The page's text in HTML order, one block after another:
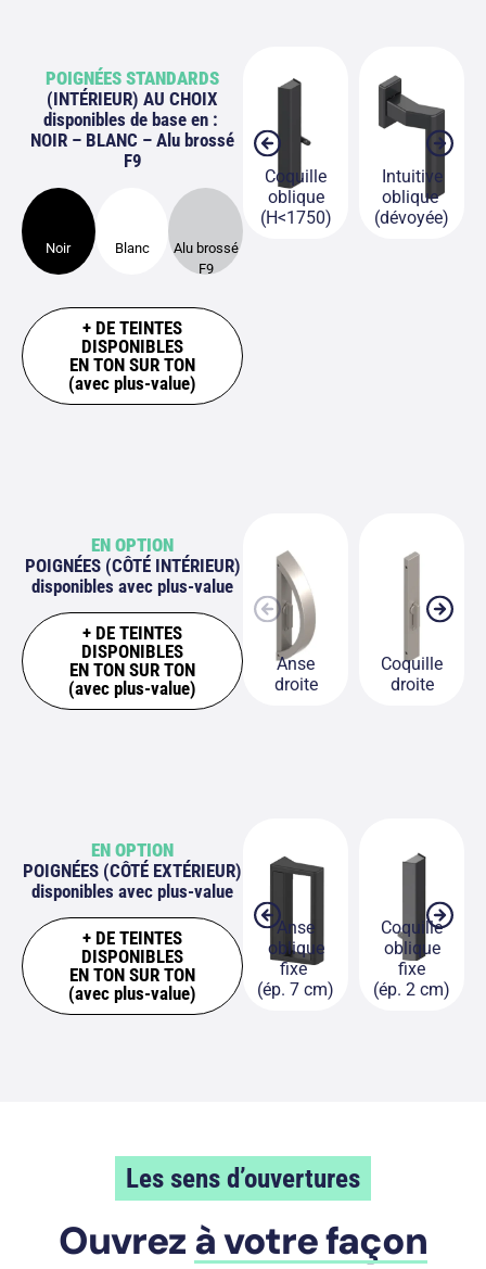
POIGNÉES STANDARDS
(INTÉRIEUR) AU CHOIX
disponibles de base en :
NOIR – BLANC – Alu brossé
F9
Noir Blanc
Alu brossé
F9
+ DE TEINTES
DISPONIBLES
EN TON SUR TON
(avec plus-value)
(H>1750)
Coquille
oblique
(H<1750)
Intuitive
oblique
(dévoyée)
EN OPTION
POIGNÉES (CÔTÉ INTÉRIEUR)
disponibles avec plus-value
+ DE TEINTES
DISPONIBLES
EN TON SUR TON
(avec plus-value)
Anse
droite
Coquille
droite
EN OPTION
POIGNÉES (CÔTÉ EXTÉRIEUR)
disponibles avec plus-value
+ DE TEINTES
DISPONIBLES
EN TON SUR TON
(avec plus-value)
Coquille
droite fixe
(ép. 1 cm)
Coquille
fixe
encastrée
Anse
oblique
fixe
(ép. 7 cm)
Coquille
oblique
fixe
(ép. 2 cm)
Les sens d’ouvertures
Ouvrezà votre façon